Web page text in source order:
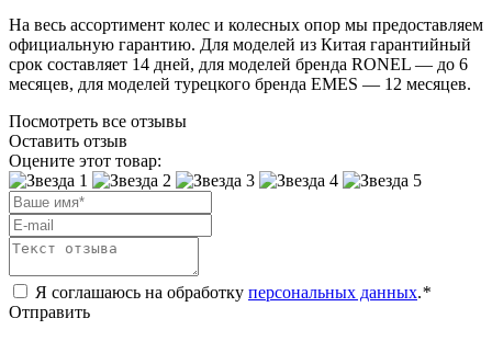
На весь ассортимент колес и колесных опор мы предоставляем
официальную гарантию. Для моделей из Китая гарантийный
срок составляет 14 дней, для моделей бренда RONEL — до 6
месяцев, для моделей турецкого бренда EMES — 12 месяцев.
Посмотреть все отзывы
Оставить отзыв
Оцените этот товар:
Я соглашаюсь на обработку персональных данных.*
Отправить